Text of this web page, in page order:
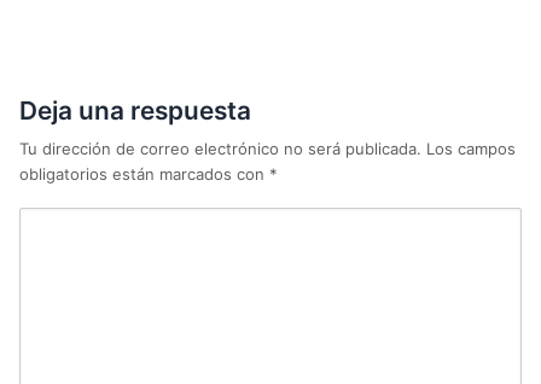
Deja una respuesta
Tu dirección de correo electrónico no será publicada. Los campos
obligatorios están marcados con *